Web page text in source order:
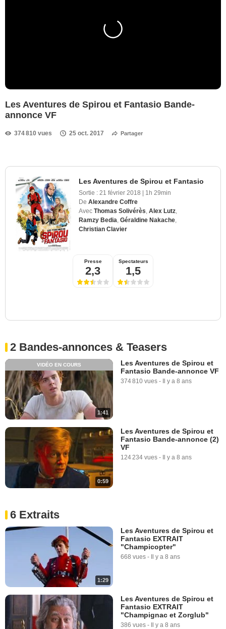
Les Aventures de Spirou et Fantasio Bande-
annonce VF
374 810 vues 25 oct. 2017 Partager
Les Aventures de Spirou et Fantasio
Sortie : 21 février 2018 | 1h 29min
De Alexandre Coffre
Avec Thomas Solivérès Alex Lutz
Ramzy Bedia Géraldine Nakache
Christian Clavier
Presse
2,3
Spectateurs
1,5
2 Bandes-annonces & Teasers
1:41
VIDÉO EN COURS
Les Aventures de Spirou et
Fantasio Bande-annonce VF
374 810 vues - Il y a 8 ans
0:59
Les Aventures de Spirou et
Fantasio Bande-annonce (2)
VF
124 234 vues - Il y a 8 ans
6 Extraits
1:29
Les Aventures de Spirou et
Fantasio EXTRAIT
"Champicopter"
668 vues - Il y a 8 ans
Les Aventures de Spirou et
Fantasio EXTRAIT
"Champignac et Zorglub"
386 vues - Il y a 8 ans